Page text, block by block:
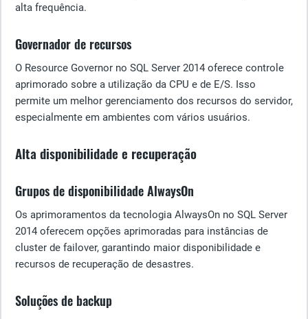
alta frequência.
Governador de recursos
O Resource Governor no SQL Server 2014 oferece controle
aprimorado sobre a utilização da CPU e de E/S. Isso
permite um melhor gerenciamento dos recursos do servidor,
especialmente em ambientes com vários usuários.
Alta disponibilidade e recuperação
Grupos de disponibilidade AlwaysOn
Os aprimoramentos da tecnologia AlwaysOn no SQL Server
2014 oferecem opções aprimoradas para instâncias de
cluster de failover, garantindo maior disponibilidade e
recursos de recuperação de desastres.
Soluções de backup